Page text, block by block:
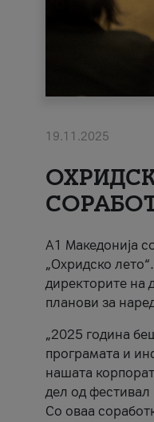
19.11.2025
A1 Македонија
„Охридско
директорите на
планови за
„2025 година
програмата и
нашата
дел од
Со оваа